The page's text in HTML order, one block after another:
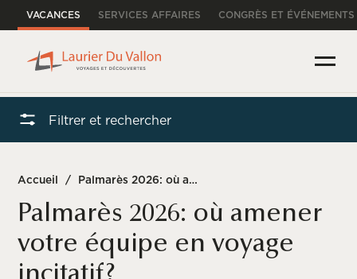
VACANCES SERVICES AFFAIRES CONGRÈS ET ÉVÉNEMENTS
Filtrer et rechercher
Accueil / Palmarès 2026: où amener votre équipe en voyage incitatif?
Palmarès 2026: où amener
votre équipe en voyage